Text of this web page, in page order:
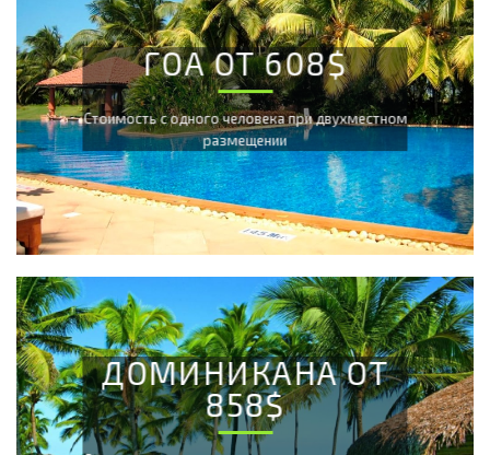
ГОА ОТ 608$
Cтоимость с одного человека при двухместном
размещении
ДОМИНИКАНА ОТ
858$